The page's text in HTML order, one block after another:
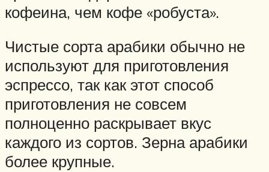
кофеина, чем кофе «робуста».
Чистые сорта арабики обычно не
используют для приготовления
эспрессо, так как этот способ
приготовления не совсем
полноценно раскрывает вкус
каждого из сортов. Зерна арабики
более крупные.